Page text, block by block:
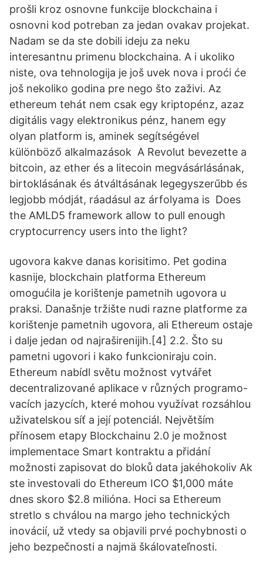
prošli kroz osnovne funkcije blockchaina i
osnovni kod potreban za jedan ovakav projekat.
Nadam se da ste dobili ideju za neku
interesantnu primenu blockchaina. A i ukoliko
niste, ova tehnologija je još uvek nova i proći će
još nekoliko godina pre nego što zaživi. Az
ethereum tehát nem csak egy kriptopénz, azaz
digitális vagy elektronikus pénz, hanem egy
olyan platform is, aminek segítségével
különböző alkalmazások A Revolut bevezette a
bitcoin, az ether és a litecoin megvásárlásának,
birtoklásának és átváltásának legegyszerűbb és
legjobb módját, ráadásul az árfolyama is Does
the AMLD5 framework allow to pull enough
cryptocurrency users into the light?
ugovora kakve danas korisitimo. Pet godina
kasnije, blockchain platforma Ethereum
omogućila je korištenje pametnih ugovora u
praksi. Današnje tržište nudi razne platforme za
korištenje pametnih ugovora, ali Ethereum ostaje
i dalje jedan od najraširenijih.[4] 2.2. Što su
pametni ugovori i kako funkcioniraju coin.
Ethereum nabídl světu možnost vytvářet
decentralizované aplikace v různých programo-
vacích jazycích, které mohou využívat rozsáhlou
uživatelskou síť a její potenciál. Největším
přínosem etapy Blockchainu 2.0 je možnost
implementace Smart kontraktu a přidání
možnosti zapisovat do bloků data jakéhokoliv Ak
ste investovali do Ethereum ICO $1,000 máte
dnes skoro $2.8 milióna. Hoci sa Ethereum
stretlo s chválou na margo jeho technických
inovácií, už vtedy sa objavili prvé pochybnosti o
jeho bezpečnosti a najmä škálovateľnosti.